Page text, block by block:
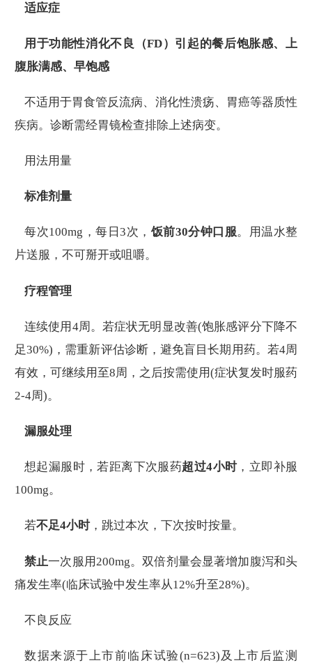
适应症
用于功能性消化不良（FD）引起的餐后饱胀感、上
腹胀满感、早饱感
不适用于胃食管反流病、消化性溃疡、胃癌等器质性
疾病。诊断需经胃镜检查排除上述病变。
用法用量
标准剂量
每次100mg，每日3次， 饭前30分钟口服。用温水整
片送服，不可掰开或咀嚼。
疗程管理
连续使用4周。若症状无明显改善(饱胀感评分下降不
足30%)，需重新评估诊断，避免盲目长期用药。若4周
有效，可继续用至8周，之后按需使用(症状复发时服药
2-4周)。
漏服处理
想起漏服时，若距离下次服药超过4小时，立即补服
100mg。
若不足4小时，跳过本次，下次按时按量。
禁止一次服用200mg。双倍剂量会显著增加腹泻和头
痛发生率(临床试验中发生率从12%升至28%)。
不良反应
数据来源于上市前临床试验(n=623)及上市后监测